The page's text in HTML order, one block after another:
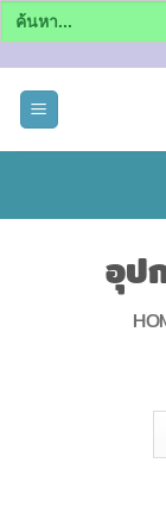
Search
for:
อุป